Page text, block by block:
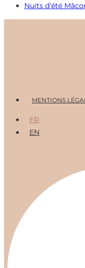
Nuits d’été
Menu MENTIONS
FR
EN